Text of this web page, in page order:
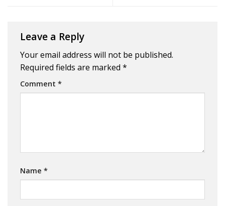
Leave a Reply
Your email address will not be published.
Required fields are marked *
Comment *
Name *